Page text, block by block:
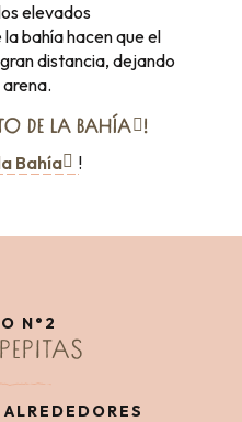
elevados
bahía hacen que el
distancia, dejando
DE LA BAHÍA !
Bahía !
N°2